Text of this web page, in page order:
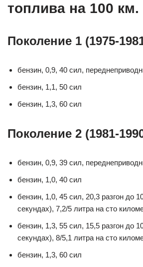
топлива на 100 км.
Поколение 1 (1975-
бензин, 0,9, 40 сил,
бензин, 1,1, 50 сил
бензин, 1,3, 60 сил
Поколение 2 (1981-
бензин, 0,9, 39 сил,
бензин, 1,0, 40 сил
бензин, 1,0, 45 сил, 20,3 разгон до
секундах), 7,2/5 литра на сто
бензин, 1,3, 55 сил, 15,5 разгон до
секундах), 8/5,1 литра на сто
бензин, 1,3, 60 сил